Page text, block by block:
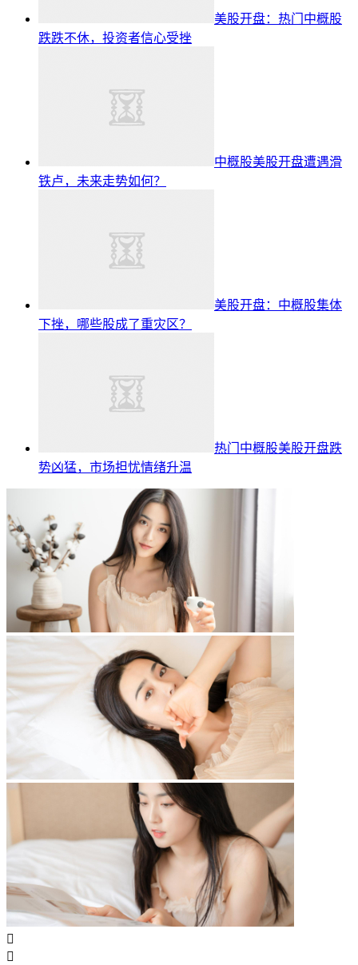
美股开盘：热门中概股
跌跌不休，投资者信心受挫
中概股美股开盘遭遇滑
铁卢，未来走势如何？
美股开盘：中概股集体
下挫，哪些股成了重灾区？
热门中概股美股开盘跌
势凶猛，市场担忧情绪升温

